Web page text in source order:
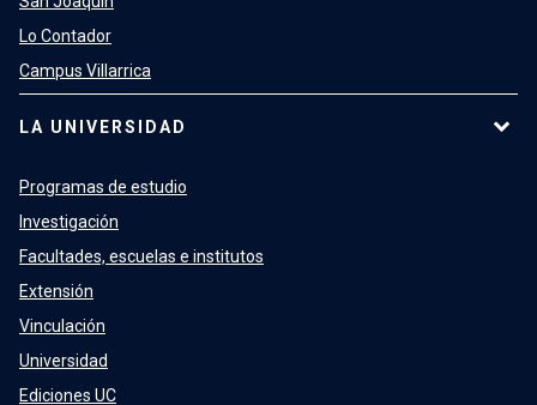
Lo Contador
Campus Villarrica
LA UNIVERSIDAD
Programas de estudio
Investigación
Facultades, escuelas e institutos
Extensión
Vinculación
Universidad
Ediciones UC